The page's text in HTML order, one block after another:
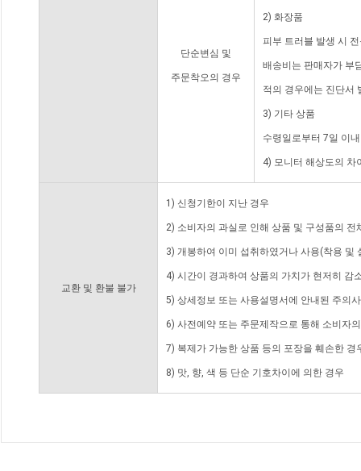
단순변심 및
주문착오의 경우
2) 화장품
피부 트러블 발생 시
배송비는 판매자가 부
적의 경우에는 진단서
3) 기타 상품
수령일로부터 7일 이
4) 모니터 해상도의 차
교환 및 환불 불가
1) 신청기한이 지난 경우
2) 소비자의 과실로 인해 상품 및 구성품의
3) 개봉하여 이미 섭취하였거나 사용(착용 및
4) 시간이 경과하여 상품의 가치가 현저히 감
5) 상세정보 또는 사용설명서에 안내된 주의
6) 사전예약 또는 주문제작으로 통해 소비자
7) 복제가 가능한 상품 등의 포장을 훼손한 경
8) 맛, 향, 색 등 단순 기호차이에 의한 경우